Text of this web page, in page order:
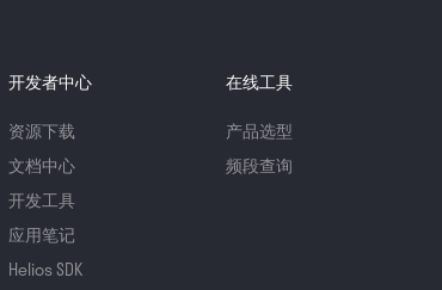
开发者中心
资源下载
文档中心
开发工具
应用笔记
Helios SDK
在线工具
产品选型
频段查询